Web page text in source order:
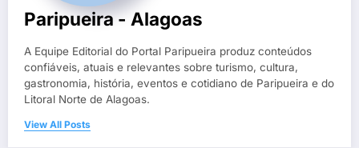
Paripueira - Alagoas
A Equipe Editorial do Portal Paripueira produz conteúdos
confiáveis, atuais e relevantes sobre turismo, cultura,
gastronomia, história, eventos e cotidiano de Paripueira e do
Litoral Norte de Alagoas.
View All Posts